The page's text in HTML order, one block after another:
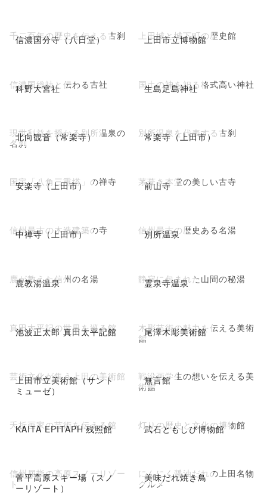
信濃国分寺（八日堂）
千二百年の歴史を伝える古刹 上田市立博物館
上田城と城下町の歴史館
科野大宮社
信濃国総社と伝わる古社 生島足島神社
国土の神を祀る格式高い神社
北向観音（常楽寺）
現世利益を授かる別所温泉の
名刹
常楽寺（上田市）
別所温泉を代表する古刹
安楽寺（上田市）
国宝「八角三重塔」の禅寺 前山寺
茅葺き本堂の美しい古寺
中禅寺（上田市）
信州最古の木造建築の寺 別所温泉
信州最古の歴史ある名湯
鹿教湯温泉
鹿が教えた信州の名湯 霊泉寺温泉
静寂に包まれた山間の秘湯
池波正太郎 真田太平記館
真田太平記の世界を巡る館 尾澤木彫美術館
木彫芸術の魅力を伝える美術
館
上田市立美術館（サント
ミューゼ）
芸術文化が集う上田の美術館 無言館
戦没画学生の想いを伝える美
術館
KAITA EPITAPH 残照館
夭折画家の芸術を伝える館 武石ともしび博物館
灯りの歴史と文化の博物館
菅平高原スキー場（スノ
ーリゾート）
信州屈指の高原スノーリゾー
ト
美味だれ焼き鳥
にんにく醤油だれの上田名物
グルメ